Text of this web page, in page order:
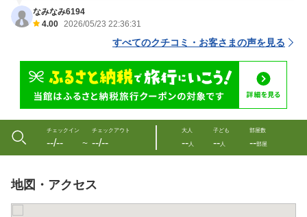
なみなみ6194
4.00 2026/05/23 22:36:31
すべてのクチコミ・お客さまの声を見る
チェックイン
--/-- 〜
チェックアウト
--/--
大人
--人
子ども
--人
部屋数
--部屋
地図・アクセス